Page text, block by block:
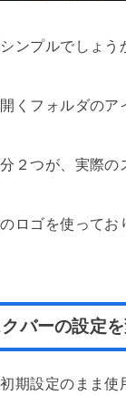
ンプルでしょう
くフォルダのア
２つが、実際の
ロゴを使ってお
バーの設定
期設定のまま